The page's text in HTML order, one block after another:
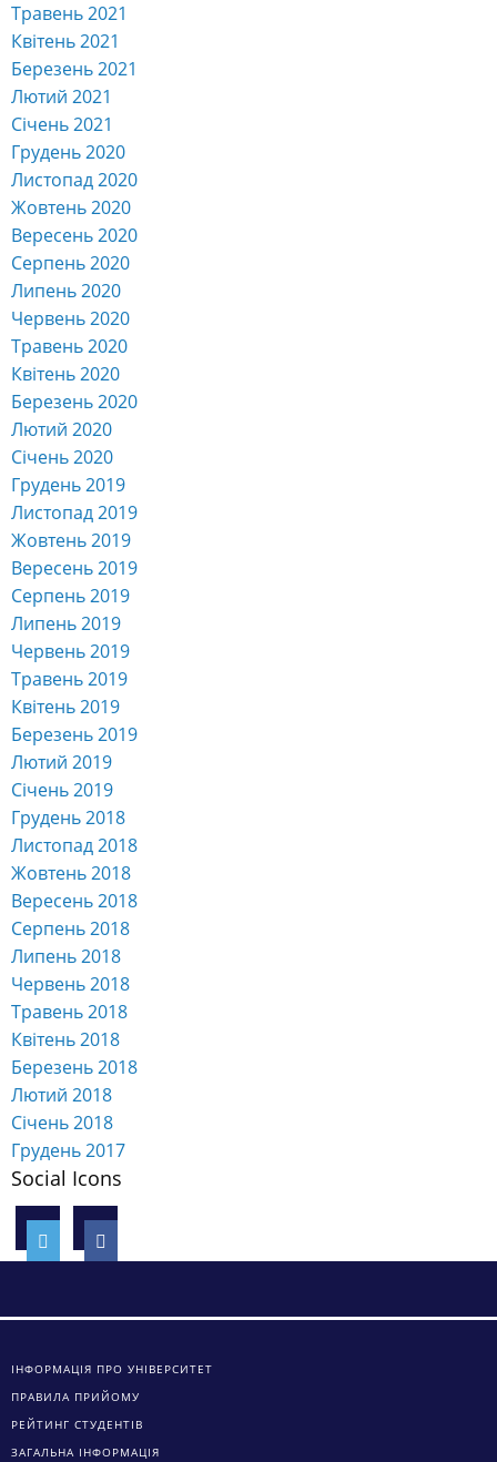
Травень 2021
Квітень 2021
Березень 2021
Лютий 2021
Січень 2021
Грудень 2020
Листопад 2020
Жовтень 2020
Вересень 2020
Серпень 2020
Липень 2020
Червень 2020
Травень 2020
Квітень 2020
Березень 2020
Лютий 2020
Січень 2020
Грудень 2019
Листопад 2019
Жовтень 2019
Вересень 2019
Серпень 2019
Липень 2019
Червень 2019
Травень 2019
Квітень 2019
Березень 2019
Лютий 2019
Січень 2019
Грудень 2018
Листопад 2018
Жовтень 2018
Вересень 2018
Серпень 2018
Липень 2018
Червень 2018
Травень 2018
Квітень 2018
Березень 2018
Лютий 2018
Січень 2018
Грудень 2017
Social Icons
ІНФОРМАЦІЯ ПРО УНІВЕРСИТЕТ
ПРАВИЛА ПРИЙОМУ
РЕЙТИНГ СТУДЕНТІВ
ЗАГАЛЬНА ІНФОРМАЦІЯ